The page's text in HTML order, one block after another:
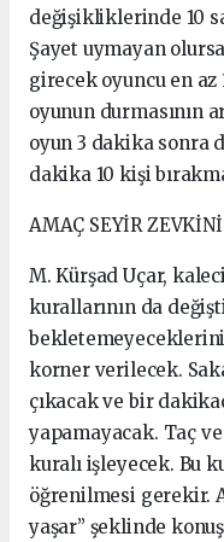
değişikliklerinde 10
Şayet uymayan
girecek oyuncu en
oyunun durmasının
oyun 3 dakika sonra
dakika 10 kişi
AMAÇ SEYİR
M. Kürşad Uçar,
kurallarının da
korner verilecek.
çıkacak ve bir
yapamayacak. Taç
kuralı işleyecek. Bu
öğrenilmesi gerekir.
yaşar” şeklinde